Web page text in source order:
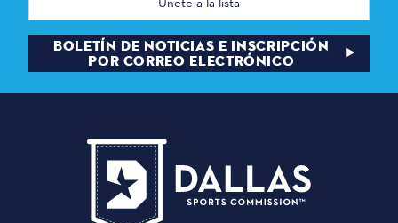
correo
electrónico
BOLETÍN DE NOTICIAS E INSCRIPCIÓN
POR CORREO ELECTRÓNICO